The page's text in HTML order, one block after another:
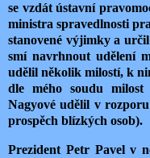
se vzdát ústavní
ministra spravedlnosti
stanovené výjimky a
smí navrhnout udělení
udělil několik milostí, k
dle mého soudu
Nagyové udělil v
prospěch blízkých osob).
Prezident Petr Pavel v